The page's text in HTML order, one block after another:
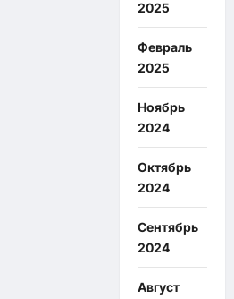
2025
Февраль
2025
Ноябрь
2024
Октябрь
2024
Сентябрь
2024
Август